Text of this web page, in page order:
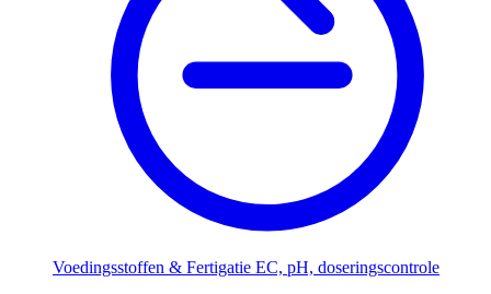
Voedingsstoffen & Fertigatie EC, pH, doseringscontrole